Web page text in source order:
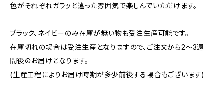
色がそれぞれガラッと違った雰囲気で楽しんでいただけます。
ブラック、ネイビーのみ在庫が無い物も受注生産可能です。
在庫切れの場合は受注生産となりますので、ご注文から2〜3週
間後のお届けとなります。
(生産工程によりお届け時期が多少前後する場合もございます)